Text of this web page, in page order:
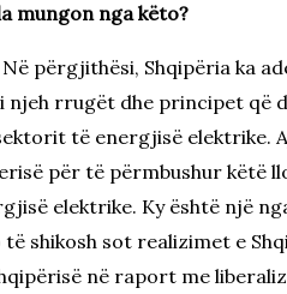
mungon nga këto?
Në përgjithësi, Shqipëria ka
i njeh rrugët dhe principet
të energjisë elektrike.
për të përmbushur këtë
elektrike. Ky është një
të shikosh sot realizimet e
në raport me